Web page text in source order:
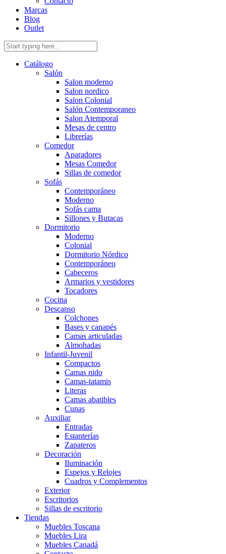
Marcas
Blog
Outlet
Catálogo
Salón
Salon moderno
Salon nordico
Salon Colonial
Salón Contemporaneo
Salon Atemporal
Mesas de centro
Librerías
Comedor
Aparadores
Mesas Comedor
Sillas de comedor
Sofás
Contemporáneo
Moderno
Sofás cama
Sillones y Butacas
Dormitorio
Moderno
Colonial
Dormitorio Nórdico
Contemporáneo
Cabeceros
Armarios y vestidores
Tocadores
Cocina
Descanso
Colchones
Bases y canapés
Camas articuladas
Almohadas
Infantil-Juvenil
Compactos
Camas nido
Camas-tatamis
Literas
Camas abatibles
Cunas
Auxiliar
Entradas
Estanterías
Zapateros
Decoración
Iluminación
Espejos y Relojes
Cuadros y Complementos
Exterior
Escritorios
Sillas de escritorio
Tiendas
Muebles Toscana
Muebles Lira
Muebles Canadá